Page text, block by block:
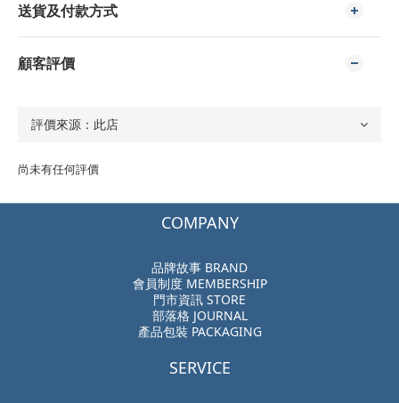
送貨及付款方式
顧客評價
尚未有任何評價
COMPANY
品牌故事 BRAND
會員制度 MEMBERSHIP
門市資訊 STORE
部落格 JOURNAL
產品包裝 PACKAGING
SERVICE